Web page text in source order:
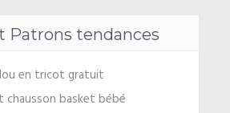
Patrons tendances
en tricot gratuit
basket bébé